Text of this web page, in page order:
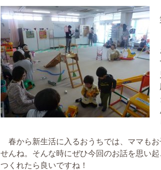
春から新生活に入るおうちでは、ママも
せんね。そんな時にぜひ今回のお話を思い
つくれたら良いですね！